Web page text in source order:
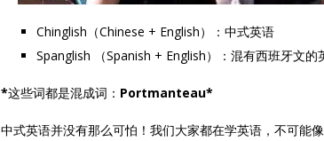
Chinglish（Chinese + English）：中式英语
Spanglish （Spanish + English）：混有西班牙文的
*这些词都是混成词： Portmanteau*
中式英语并没有那么可怕！我们大家都在学英语，不可能像